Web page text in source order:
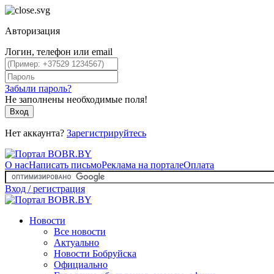
Авторизация
Логин, телефон или email
Забыли пароль?
Не заполнены необходимые поля!
Вход
Нет аккаунта? Зарегистрируйтесь
О насНаписать письмоРеклама на порталеОплата
Вход / регистрация
Новости
Все новости
Актуально
Новости Бобруйска
Официально